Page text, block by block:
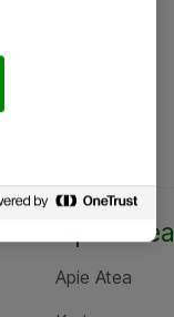
Apie Atea
Apie Atea